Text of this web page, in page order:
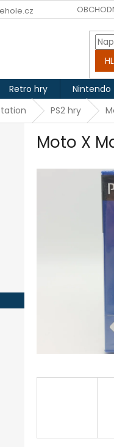
Retro hry Nintendo
PS2 hry
Moto X